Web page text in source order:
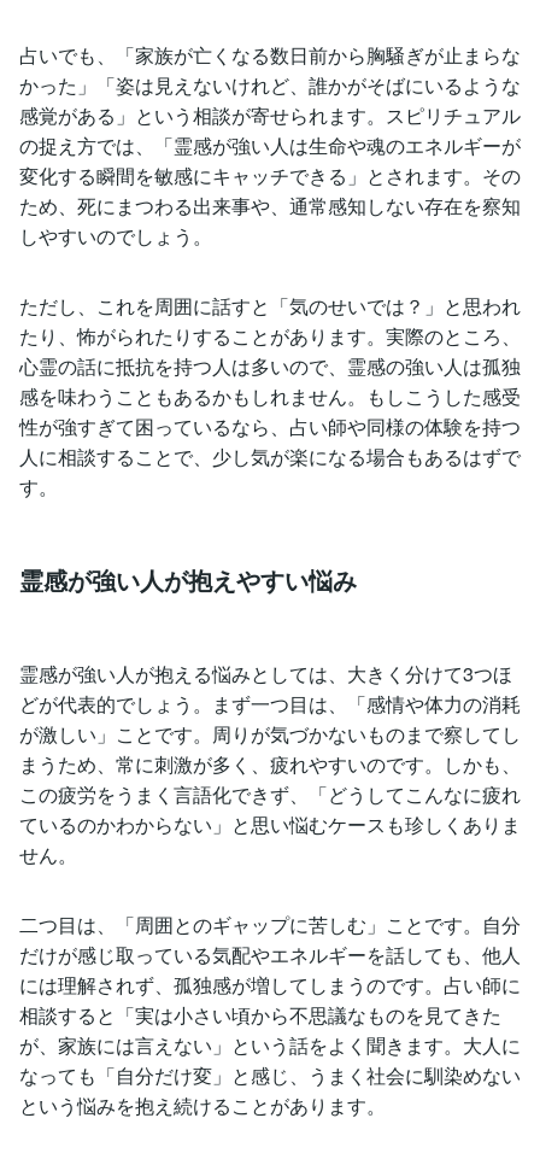
占いでも、「家族が亡くなる数日前から胸騒ぎが止まらな
かった」「姿は見えないけれど、誰かがそばにいるような
感覚がある」という相談が寄せられます。スピリチュアル
の捉え方では、「霊感が強い人は生命や魂のエネルギーが
変化する瞬間を敏感にキャッチできる」とされます。その
ため、死にまつわる出来事や、通常感知しない存在を察知
しやすいのでしょう。
ただし、これを周囲に話すと「気のせいでは？」と思われ
たり、怖がられたりすることがあります。実際のところ、
心霊の話に抵抗を持つ人は多いので、霊感の強い人は孤独
感を味わうこともあるかもしれません。もしこうした感受
性が強すぎて困っているなら、占い師や同様の体験を持つ
人に相談することで、少し気が楽になる場合もあるはずで
す。
霊感が強い人が抱えやすい悩み
霊感が強い人が抱える悩みとしては、大きく分けて3つほ
どが代表的でしょう。まず一つ目は、「感情や体力の消耗
が激しい」ことです。周りが気づかないものまで察してし
まうため、常に刺激が多く、疲れやすいのです。しかも、
この疲労をうまく言語化できず、「どうしてこんなに疲れ
ているのかわからない」と思い悩むケースも珍しくありま
せん。
二つ目は、「周囲とのギャップに苦しむ」ことです。自分
だけが感じ取っている気配やエネルギーを話しても、他人
には理解されず、孤独感が増してしまうのです。占い師に
相談すると「実は小さい頃から不思議なものを見てきた
が、家族には言えない」という話をよく聞きます。大人に
なっても「自分だけ変」と感じ、うまく社会に馴染めない
という悩みを抱え続けることがあります。